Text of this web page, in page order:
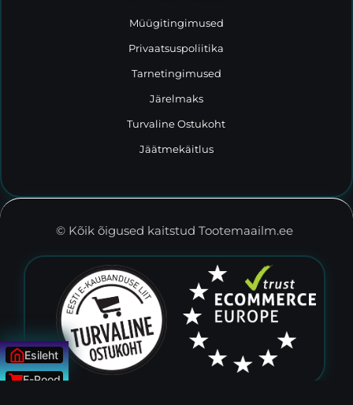
Müügitingimused
Privaatsuspoliitika
Tarnetingimused
Järelmaks
Turvaline Ostukoht
Jäätmekäitlus
© Kõik õigused kaitstud Tootemaailm.ee
Esileht
E-Pood